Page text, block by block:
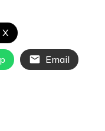
Email